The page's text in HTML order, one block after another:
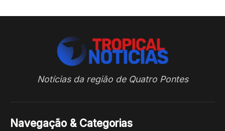
Notícias da região de Quatro Pontes
Navegação & Categorias